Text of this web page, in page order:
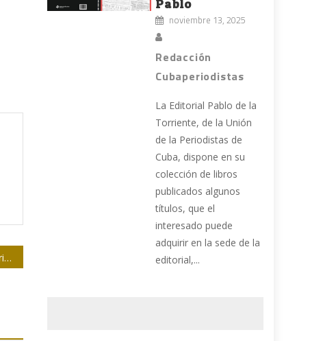
NYT: los tardíos descubrimientos del periódico estadounidense
Pablo
noviembre 13, 2025
Redacción
Cubaperiodistas
La Editorial Pablo de la
Torriente, de la Unión
de la Periodistas de
Cuba, dispone en su
colección de libros
publicados algunos
títulos, que el
interesado puede
adquirir en la sede de la
editorial,...